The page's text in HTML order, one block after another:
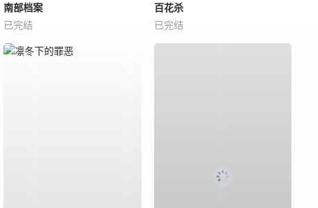
南部档案
已完结
百花杀
已完结